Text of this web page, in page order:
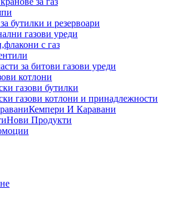
бутилки и резервоари
газови уреди
с газ
за битови газови уреди
котлони
газови бутилки
газови котлони и принадлежности
Кемпери И Каравани
Нови Продукти